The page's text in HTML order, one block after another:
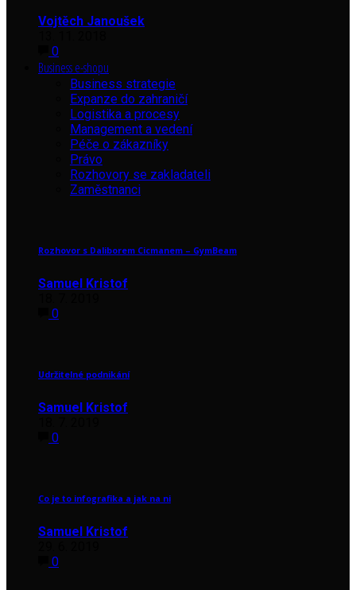
Vojtěch Janoušek
0
Business e-shopu
Business strategie
Expanze do zahraničí
Logistika a procesy
Management a vedení
Péče o zákazníky
Právo
Rozhovory se zakladateli
Zaměstnanci
Rozhovor s Daliborem Cicmanem – GymBeam
Samuel Kristof
0
Udržitelné podnikání
Samuel Kristof
0
Co je to infografika a jak na ni
Samuel Kristof
0